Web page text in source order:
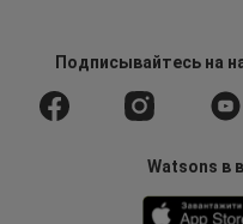
Подписывайтесьна
Watsons в